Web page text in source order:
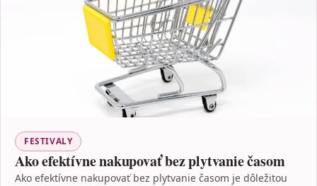
FESTIVALY
Ako efektívne nakupovať bez plytvanie časom
Ako efektívne nakupovať bez plytvanie časom je dôležitou